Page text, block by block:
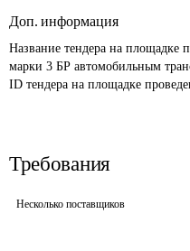
Доп. информация
Название тендера на площадке
марки 3 БР автомобильным
ID тендера на площадке
Требования
Несколько поставщиков